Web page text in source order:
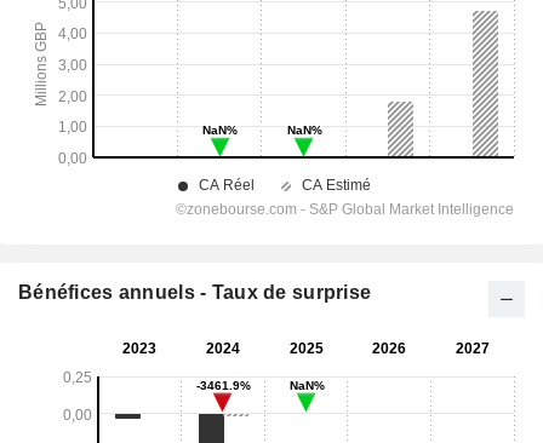
Bénéfices annuels - Taux de surprise